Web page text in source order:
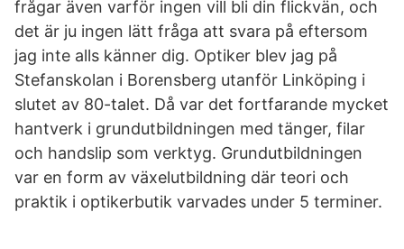
frågar även varför ingen vill bli din flickvän, och
det är ju ingen lätt fråga att svara på eftersom
jag inte alls känner dig. Optiker blev jag på
Stefanskolan i Borensberg utanför Linköping i
slutet av 80-talet. Då var det fortfarande mycket
hantverk i grundutbildningen med tänger, filar
och handslip som verktyg. Grundutbildningen
var en form av växelutbildning där teori och
praktik i optikerbutik varvades under 5 terminer.